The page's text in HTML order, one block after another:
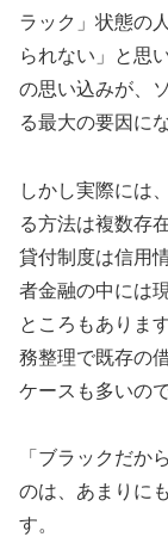
ラック」状態の
られない」と思
の思い込みが、
る最大の要因に
しかし実際には
る方法は複数存
貸付制度は信用
者金融の中には
ところもありま
務整理で既存の
ケースも多いので
「ブラックだか
のは、あまりに
す。